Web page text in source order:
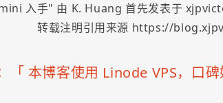
入手" 由 K. Huang 首先发表于
转载注明引用来源 https://
「 本博客使用 Linode VPS，口